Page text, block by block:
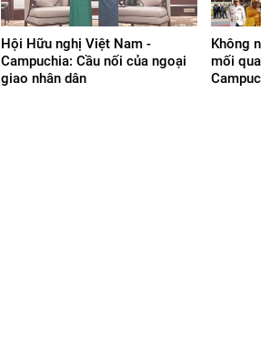
Hội Hữu nghị Việt Nam -
Campuchia: Cầu nối của ngoại
giao nhân dân
Không
mối